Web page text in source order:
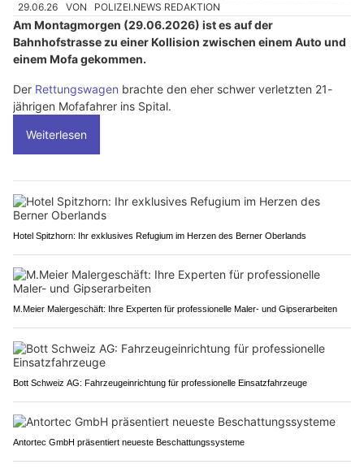
29.06.26 VON POLIZEI.NEWS REDAKTION
Am Montagmorgen (29.06.2026) ist es auf der
Bahnhofstrasse zu einer Kollision zwischen einem Auto und
einem Mofa gekommen.
Der Rettungswagen brachte den eher schwer verletzten 21-
jährigen Mofafahrer ins Spital.
Weiterlesen
Hotel Spitzhorn: Ihr exklusives Refugium im Herzen des Berner Oberlands
M.Meier Malergeschäft: Ihre Experten für professionelle Maler- und Gipserarbeiten
Bott Schweiz AG: Fahrzeugeinrichtung für professionelle Einsatzfahrzeuge
Antortec GmbH präsentiert neueste Beschattungssysteme